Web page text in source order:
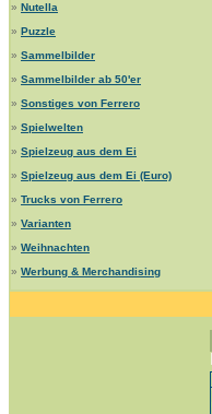
» Nutella
» Puzzle
» Sammelbilder
» Sammelbilder ab 50'er
» Sonstiges von Ferrero
» Spielwelten
» Spielzeug aus dem Ei
» Spielzeug aus dem Ei (Euro)
» Trucks von Ferrero
» Varianten
» Weihnachten
» Werbung & Merchandising